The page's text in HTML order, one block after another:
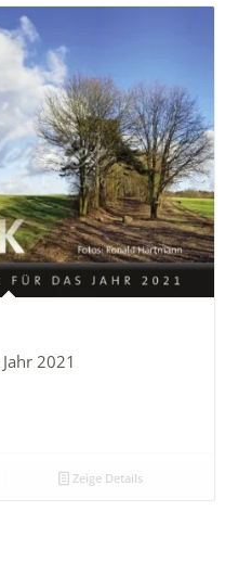
2021
Zeige Details